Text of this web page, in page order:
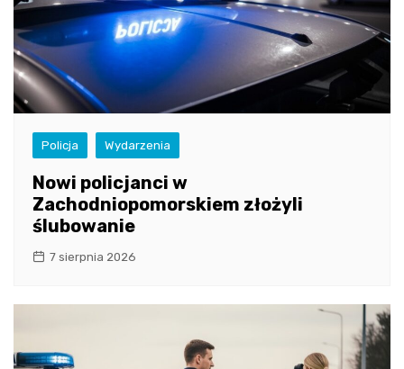
Policja Wydarzenia
Nowi policjanci w
Zachodniopomorskiem złożyli
ślubowanie
7 sierpnia 2026